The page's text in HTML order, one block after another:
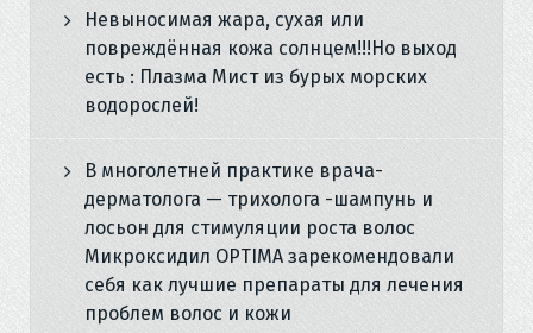
Невыносимая жара, сухая или
повреждённая кожа солнцем!!!Но выход
есть : Плазма Мист из бурых морских
водорослей!
В многолетней практике врача-
дерматолога — трихолога -шампунь и
лосьон для стимуляции роста волос
Микроксидил OPTIMA зарекомендовали
себя как лучшие препараты для лечения
проблем волос и кожи